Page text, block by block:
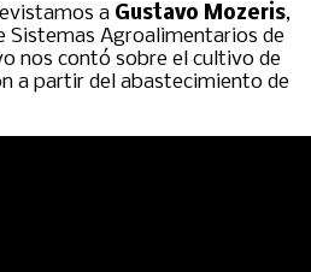
a Gustavo Mozeris,
Sistemas Agroalimentarios de
nos contó sobre el cultivo de
a partir del abastecimiento de